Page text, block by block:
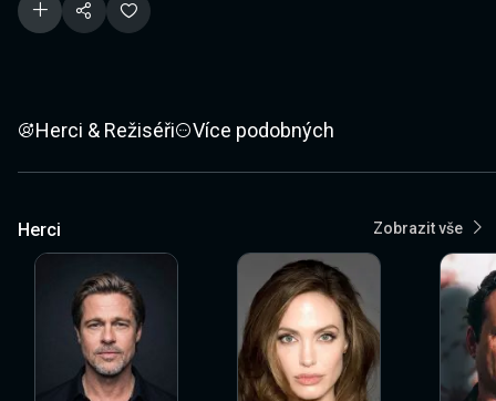
Herci & Režiséři Více podobných
Herci Zobrazit vše